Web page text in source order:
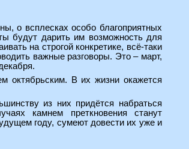
о всплесках особо благоприятных
будут дарить им возможность для
на строгой конкретике, всё-таки
важные разговоры. Это – март,
октябрьским. В их жизни окажется
из них придётся набраться
камнем преткновения станут
году, сумеют довести их уже и